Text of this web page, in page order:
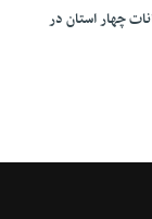
چهار استان در